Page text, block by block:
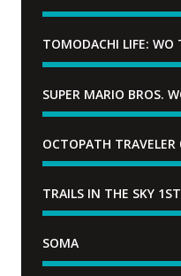
TOMODACHI LIFE: WO
OCTOPATH TRAVELER
TRAILS IN THE SKY
SOMA